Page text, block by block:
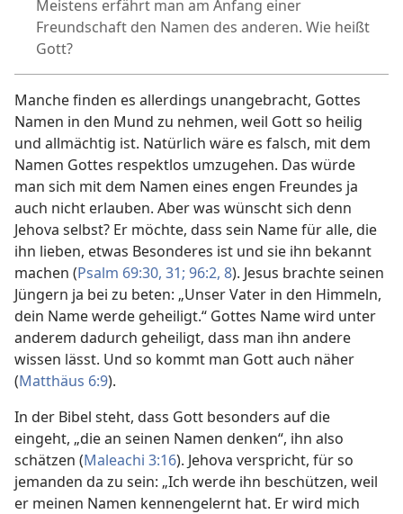
Meistens erfährt man am Anfang einer
Freundschaft den Namen des anderen. Wie heißt
Gott?
Manche finden es allerdings unangebracht, Gottes
Namen in den Mund zu nehmen, weil Gott so heilig
und allmächtig ist. Natürlich wäre es falsch, mit dem
Namen Gottes respektlos umzugehen. Das würde
man sich mit dem Namen eines engen Freundes ja
auch nicht erlauben. Aber was wünscht sich denn
Jehova selbst? Er möchte, dass sein Name für alle, die
ihn lieben, etwas Besonderes ist und sie ihn bekannt
machen (Psalm 69:30, 31; 96:2, 8). Jesus brachte seinen
Jüngern ja bei zu beten: „Unser Vater in den Himmeln,
dein Name werde geheiligt.“ Gottes Name wird unter
anderem dadurch geheiligt, dass man ihn andere
wissen lässt. Und so kommt man Gott auch näher
(Matthäus 6:9).
In der Bibel steht, dass Gott besonders auf die
eingeht, „die an seinen Namen denken“, ihn also
schätzen (Maleachi 3:16). Jehova verspricht, für so
jemanden da zu sein: „Ich werde ihn beschützen, weil
er meinen Namen kennengelernt hat. Er wird mich